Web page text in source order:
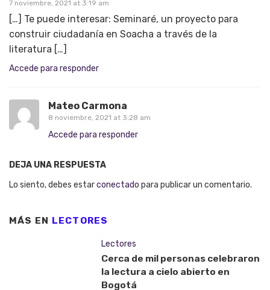
7 noviembre, 2021 at 3:19 am
[…] Te puede interesar: Seminaré, un proyecto para
construir ciudadanía en Soacha a través de la
literatura […]
Accede para responder
Mateo Carmona
8 noviembre, 2021 at 3:28 am
Accede para responder
DEJA UNA RESPUESTA
Lo siento, debes estarconectado para publicar un comentario.
MÁS EN LECTORES
Lectores
Cerca de mil personas celebraron
la lectura a cielo abierto en
Bogotá